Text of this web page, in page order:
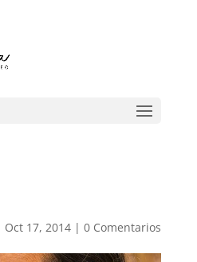
Oct 17, 2014| 0 Comentarios